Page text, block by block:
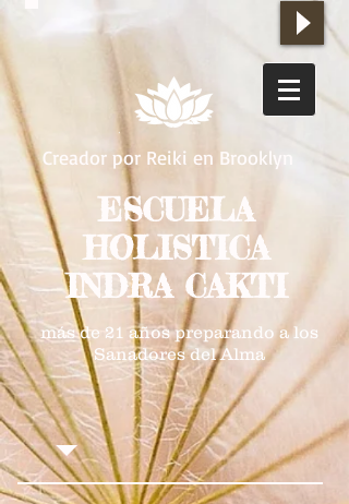
Creador por Reiki en Brooklyn
ESCUELA
HOLISTICA
INDRA CAKTI
más de 21 años preparando a los
Sanadores del Alma